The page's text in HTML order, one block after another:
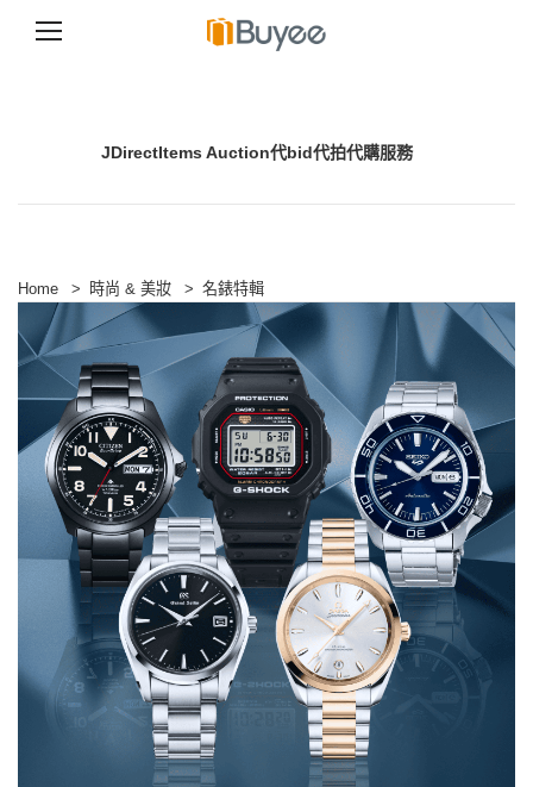
e
t
JDirectItems Auction代bid代拍代購服務
Home > 時尚 & 美妝 > 名錶特輯